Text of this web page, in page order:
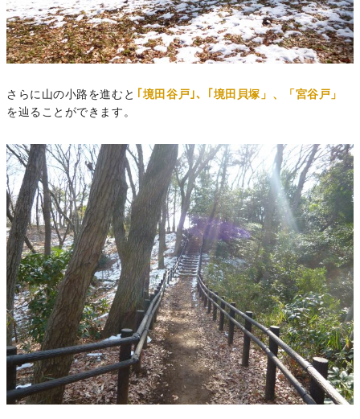
さらに山の小路を進むと ｢境田谷戸｣、｢境田貝塚」、「宮谷戸」
を辿ることができます。